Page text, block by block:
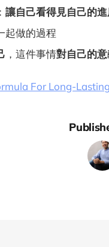
讓自己看得見自己的
起做的過程
，這件事情對自己的
For Long-